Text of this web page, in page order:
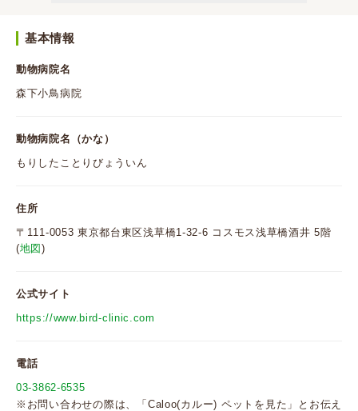
基本情報
動物病院名
森下小鳥病院
動物病院名（かな）
もりしたことりびょういん
住所
〒111-0053 東京都台東区浅草橋1-32-6 コスモス浅草橋酒井 5階
(地図)
公式サイト
https://www.bird-clinic.com
電話
03-3862-6535
※お問い合わせの際は、「Caloo(カルー) ペットを見た」とお伝え